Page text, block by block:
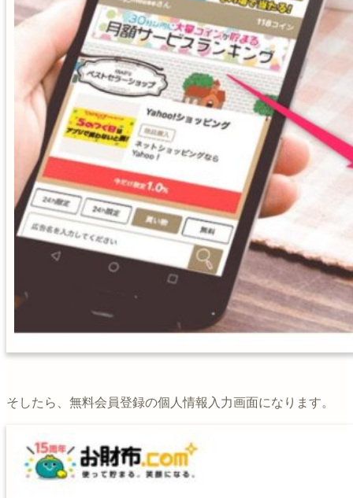
そしたら、無料会員登録の個人情報入力画面になります。